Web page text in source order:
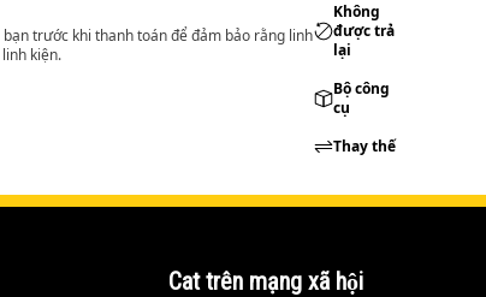
trước khi thanh toán để đảm bảo rằng linh
kiện.
Không
được trả
lại
Bộ công
cụ
Thay thế
Cat trên mạng xã hội